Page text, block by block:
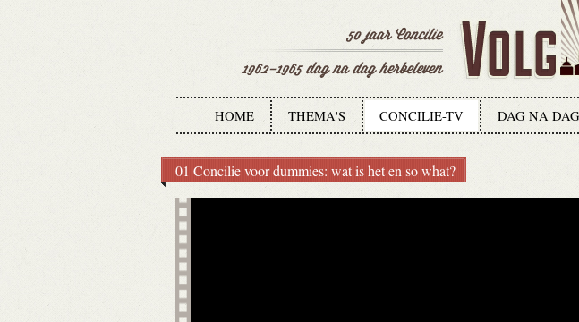
HOME THEMA'S CONCILIE-TV DAG NA DAG
01 Concilie voor dummies: wat is het en so what?